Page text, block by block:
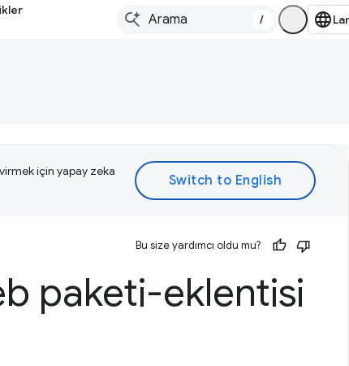
/
için yapay zeka
Bu size yardımcı oldu mu?
paketi-eklentisi